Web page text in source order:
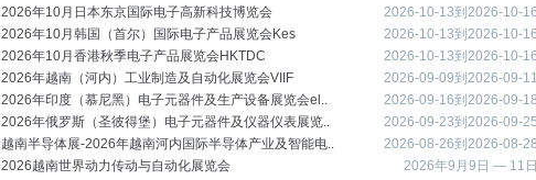
2026年10月日本东京国际电子高新科技博览会
2026-10-13到2026-10-16
2026年10月韩国（首尔）国际电子产品展览会Kes
2026-10-13到2026-10-16
2026年10月香港秋季电子产品展览会HKTDC
2026-10-13到2026-10-16
2026年越南（河内）工业制造及自动化展览会VIIF
2026-09-09到2026-09-11
2026年印度（慕尼黑）电子元器件及生产设备展览会el..
2026-09-16到2026-09-18
2026年俄罗斯（圣彼得堡）电子元器件及仪器仪表展览..
2026-09-23到2026-09-25
越南半导体展-2026年越南河内国际半导体产业及智能电..
2026-08-26到2026-08-28
2026越南世界动力传动与自动化展览会
2026年9月9日 — 11日